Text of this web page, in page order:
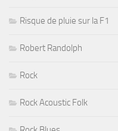
Risque de pluie sur la F1
Robert Randolph
Rock
Rock Acoustic Folk